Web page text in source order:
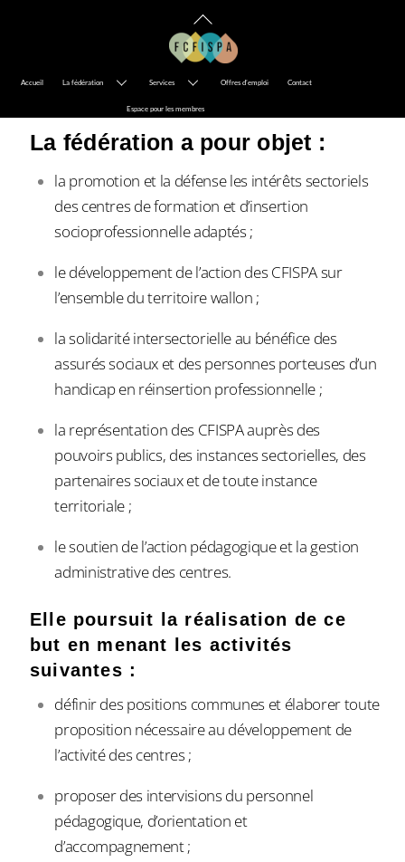
Link
Accueil La fédération Services Offres d’emploi Contact
Espace pour les membres
La fédération a pour objet :
la promotion et la défense les intérêts sectoriels
des centres de formation et d’insertion
socioprofessionnelle adaptés ;
le développement de l’action des CFISPA sur
l’ensemble du territoire wallon ;
la solidarité intersectorielle au bénéfice des
assurés sociaux et des personnes porteuses d’un
handicap en réinsertion professionnelle ;
la représentation des CFISPA auprès des
pouvoirs publics, des instances sectorielles, des
partenaires sociaux et de toute instance
territoriale ;
le soutien de l’action pédagogique et la gestion
administrative des centres.
Elle poursuit la réalisation de ce
but en menant les activités
suivantes :
définir des positions communes et élaborer toute
proposition nécessaire au développement de
l’activité des centres ;
proposer des intervisions du personnel
pédagogique, d’orientation et
d’accompagnement ;
Back
To
Top